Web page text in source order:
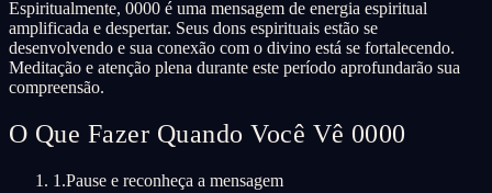
Espiritualmente, 0000 é uma mensagem de energia espiritual
amplificada e despertar. Seus dons espirituais estão se
desenvolvendo e sua conexão com o divino está se fortalecendo.
Meditação e atenção plena durante este período aprofundarão sua
compreensão.
O Que Fazer Quando Você Vê 0000
1.Pause e reconheça a mensagem